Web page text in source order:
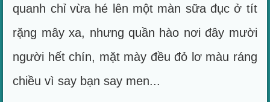
quanh chỉ vừa hé lên một màn sữa đục ở tít
rặng mây xa, nhưng quần hào nơi đây mười
người hết chín, mặt mày đều đỏ lơ màu ráng
chiều vì say bạn say men...